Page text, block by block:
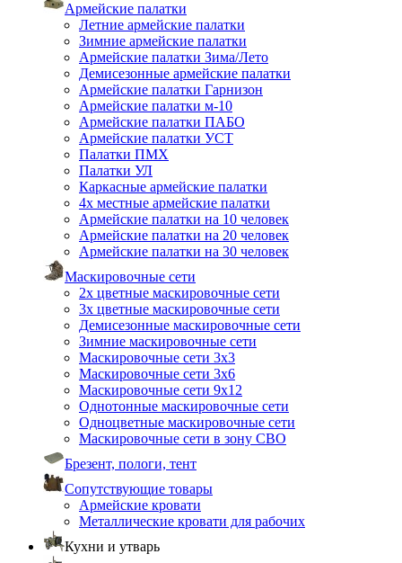
Армейские палатки
Летние армейские палатки
Зимние армейские палатки
Армейские палатки Зима/Лето
Демисезонные армейские палатки
Армейские палатки Гарнизон
Армейские палатки м-10
Армейские палатки ПАБО
Армейские палатки УСТ
Палатки ПМХ
Палатки УЛ
Каркасные армейские палатки
4х местные армейские палатки
Армейские палатки на 10 человек
Армейские палатки на 20 человек
Армейские палатки на 30 человек
Маскировочные сети
2х цветные маскировочные сети
3х цветные маскировочные сети
Демисезонные маскировочные сети
Зимние маскировочные сети
Маскировочные сети 3х3
Маскировочные сети 3х6
Маскировочные сети 9х12
Однотонные маскировочные сети
Одноцветные маскировочные сети
Маскировочные сети в зону СВО
Брезент, пологи, тент
Сопутствующие товары
Армейские кровати
Металлические кровати для рабочих
Кухни и утварь